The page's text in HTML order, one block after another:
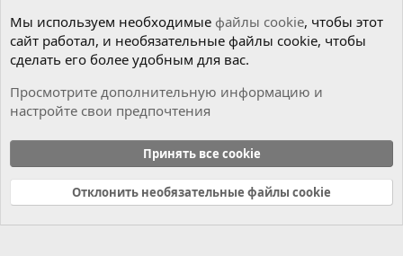
Cookies
Russian (RU)
Связь с нами
Условия и правила
Политика конфиденциальности
Справка Главная
R
Мы используем необходимые файлы cookie, чтобы этот
сайт работал, и необязательные файлы cookie, чтобы
сделать его более удобным для вас.
Просмотрите дополнительную информацию и
настройте свои предпочтения
Принять все cookie
Отклонить необязательные файлы cookie